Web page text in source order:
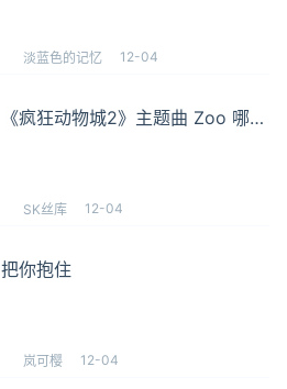
淡蓝色的记忆 12-04
《疯狂动物城2》主题曲 Zoo 哪里
SK丝库 12-04
把你抱住
岚可樱 12-04